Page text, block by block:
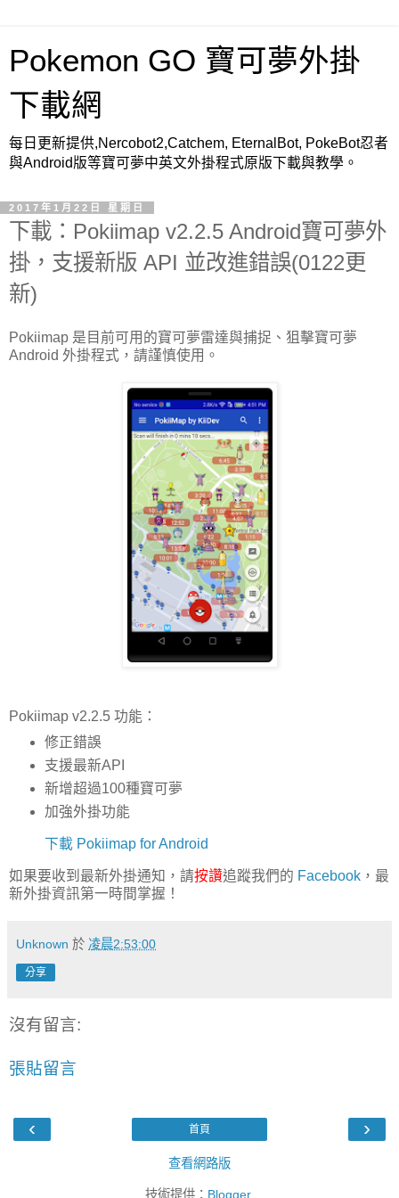
Pokemon GO 寶可夢外掛
下載網
每日更新提供,Nercobot2,Catchem, EternalBot, PokeBot忍者
與Android版等寶可夢中英文外掛程式原版下載與教學。
2017年1月22日 星期日
下載：Pokiimap v2.2.5 Android寶可夢外
掛，支援新版 API 並改進錯誤(0122更
新)
Pokiimap 是目前可用的寶可夢雷達與捕捉、狙擊寶可夢
Android 外掛程式，請謹慎使用。
Pokiimap v2.2.5 功能：
修正錯誤
支援最新API
新增超過100種寶可夢
加強外掛功能
下載 Pokiimap for Android
如果要收到最新外掛通知，請按讚追蹤我們的 Facebook ，最
新外掛資訊第一時間掌握！
Unknown 於 凌晨2:53:00
分享
沒有留言:
張貼留言
‹ ›
首頁
查看網路版
技術提供： Blogger.